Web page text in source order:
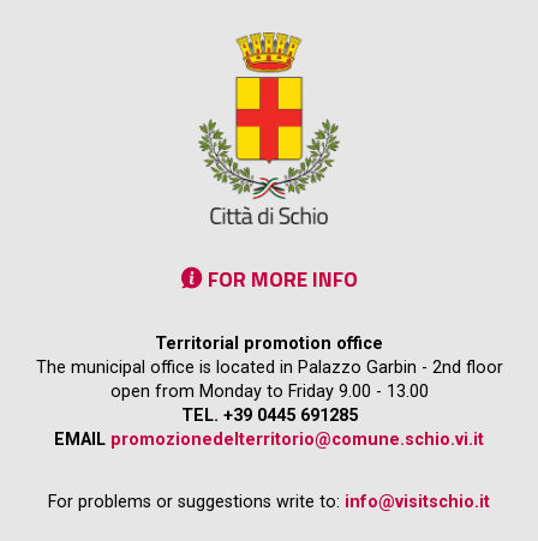
FOR MORE INFO
Territorial promotion office
The municipal office is located in Palazzo Garbin - 2nd floor
open from Monday to Friday 9.00 - 13.00
TEL. +39 0445 691285
EMAIL promozionedelterritorio@comune.schio.vi.it
For problems or suggestions write to: info@visitschio.it